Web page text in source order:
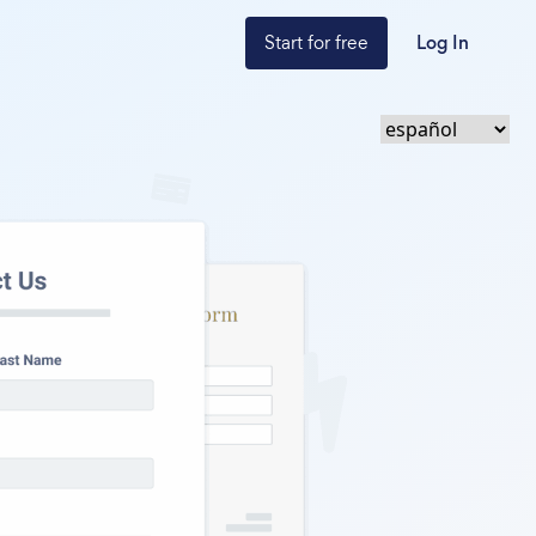
Start for free Log In